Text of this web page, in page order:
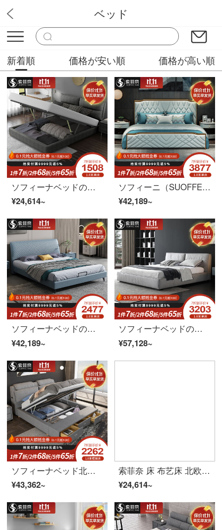
華やか家具
ベッド
新着順 価格が安い順 価格が高い順
ソフィーナベッドの布芸ベッド北欧布芸ベッドの現代簡単なダブルベッドの主なベッドの結婚式の軽い贅沢品の高箱の保管ベッド+ベッドのヘッド棚*1(高箱)1500*2000
¥24,614~
ソフィーニ（SUOFFEINAI）真皮ベッドは軽奢な真皮ベッドは軽奢な真皮ベッドで、現代ダブルベッドは1.8メートルで、真皮ダブルベッドは1800*2000です。
¥42,189~
ソフィーナベッドの布芸ベッドの科学技術布床北欧の軽奢な近代的で簡単な部屋型の寝室1.8メートルのダブルベッドの高箱のベッド+マットレス1800*2000
¥42,189~
ソフィーナベッドの布芸ベッドイタリア式北欧布芸床物置高箱ベッドの主なベッドの結婚式ベッドの軽さ1.8メートルの科学技術のベッド+マットレス+マットレス+マットレス*1(高箱)1800*2000
¥57,128~
ソフィーナベッド北欧スタイル布芸ベッドダブルベッド軟包現代簡単結婚ベッドの主な寝具多機能無料洗濯科学技術布高箱ベッド+マットレス+マットレス+マットレス*1(注文備考3抽方向)1800*2000
¥43,362~
索菲奈 床 布艺床 北欧布艺床现代简约双人床主卧婚床意式轻奢高箱储物床 床+床头柜*1（高箱） 1500*2000
¥24,614~